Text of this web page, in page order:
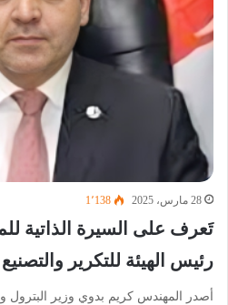
28 مارس، 2025 1٬138
تَعرف على السيرة الذاتية
رئيس الهيئة للتكرير والتصنيع
أصدر المهندس كريم بدوي وزير البترول و